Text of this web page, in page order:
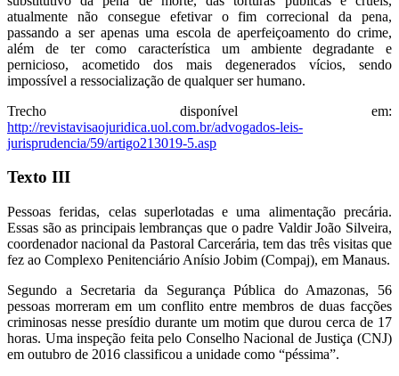
atualmente não consegue efetivar o fim correcional da pena,
passando a ser apenas uma escola de aperfeiçoamento do crime,
além de ter como característica um ambiente degradante e
pernicioso, acometido dos mais degenerados vícios, sendo
impossível a ressocialização de qualquer ser humano.
Trecho disponível em:
http://revistavisaojuridica.uol.com.br/advogados-leis-
jurisprudencia/59/artigo213019-5.asp
Texto III
Pessoas feridas, celas superlotadas e uma alimentação precária.
Essas são as principais lembranças que o padre Valdir João Silveira,
coordenador nacional da Pastoral Carcerária, tem das três visitas que
fez ao Complexo Penitenciário Anísio Jobim (Compaj), em Manaus.
Segundo a Secretaria da Segurança Pública do Amazonas, 56
pessoas morreram em um conflito entre membros de duas facções
criminosas nesse presídio durante um motim que durou cerca de 17
horas. Uma inspeção feita pelo Conselho Nacional de Justiça (CNJ)
em outubro de 2016 classificou a unidade como “péssima”.